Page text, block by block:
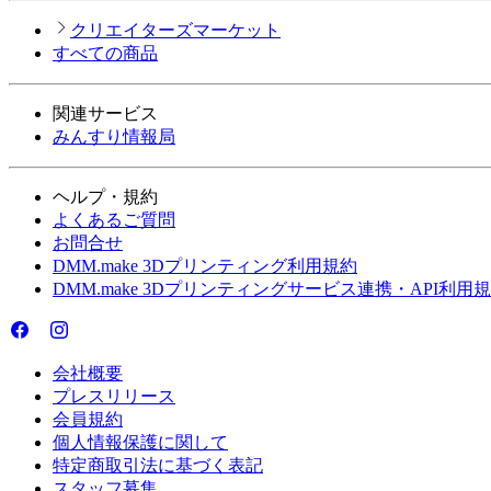
クリエイターズマーケット
すべての商品
関連サービス
みんすり情報局
ヘルプ・規約
よくあるご質問
お問合せ
DMM.make 3Dプリンティング利用規約
DMM.make 3Dプリンティングサービス連携・API利用
会社概要
プレスリリース
会員規約
個人情報保護に関して
特定商取引法に基づく表記